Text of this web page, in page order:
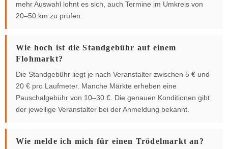
mehr Auswahl lohnt es sich, auch Termine im Umkreis von
20–50 km zu prüfen.
Wie hoch ist die Standgebühr auf einem
Flohmarkt?
Die Standgebühr liegt je nach Veranstalter zwischen 5 € und
20 € pro Laufmeter. Manche Märkte erheben eine
Pauschalgebühr von 10–30 €. Die genauen Konditionen gibt
der jeweilige Veranstalter bei der Anmeldung bekannt.
Wie melde ich mich für einen Trödelmarkt an?